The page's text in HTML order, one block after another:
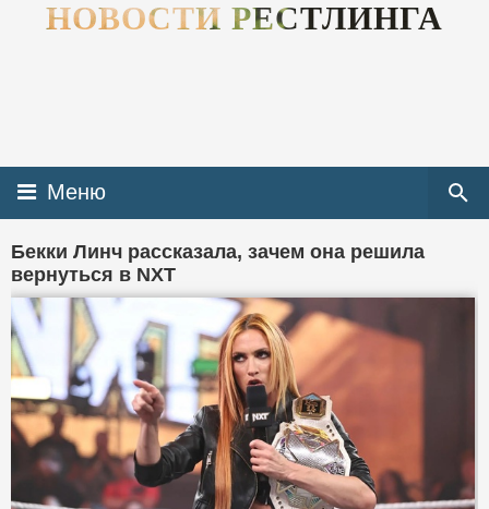
НОВОСТИ РЕСТЛИНГА
Меню
Бекки Линч рассказала, зачем она решила
вернуться в NXT